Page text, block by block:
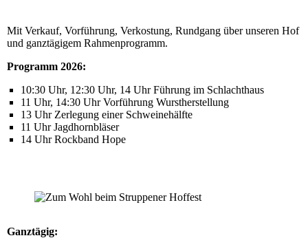
Mit Verkauf, Vorführung, Verkostung, Rundgang über unseren Hof
und ganztägigem Rahmenprogramm.
Programm 2026:
10:30 Uhr, 12:30 Uhr, 14 Uhr Führung im Schlachthaus
11 Uhr, 14:30 Uhr Vorführung Wurstherstellung
13 Uhr Zerlegung einer Schweinehälfte
11 Uhr Jagdhornbläser
14 Uhr Rockband Hope
Ganztägig: